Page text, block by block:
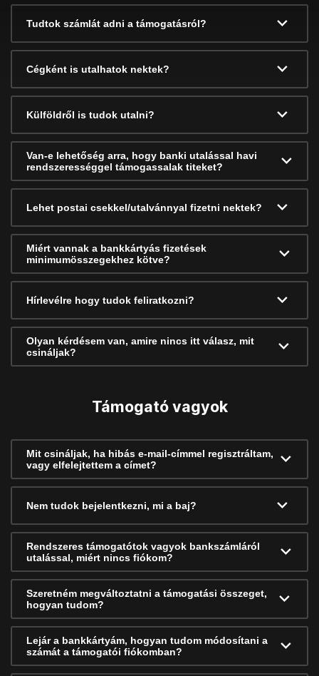
Tudtok számlát adni a támogatásról?
Cégként is utalhatok nektek?
Külföldről is tudok utalni?
Van-e lehetőség arra, hogy banki utalással havi
rendszerességgel támogassalak titeket?
Lehet postai csekkel/utalvánnyal fizetni nektek?
Miért vannak a bankkártyás fizetések
minimumösszegekhez kötve?
Hírlevélre hogy tudok feliratkozni?
Olyan kérdésem van, amire nincs itt válasz, mit
csináljak?
Támogató vagyok
Mit csináljak, ha hibás e-mail-címmel regisztráltam,
vagy elfelejtettem a címet?
Nem tudok bejelentkezni, mi a baj?
Rendszeres támogatótok vagyok bankszámláról
utalással, miért nincs fiókom?
Szeretném megváltoztatni a támogatási összeget,
hogyan tudom?
Lejár a bankkártyám, hogyan tudom módosítani a
számát a támogatói fiókomban?